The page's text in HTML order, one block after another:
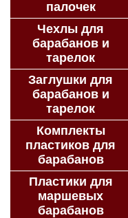
палочек
Чехлы для
барабанов и
тарелок
Заглушки для
барабанов и
тарелок
Комплекты
пластиков для
барабанов
Пластики для
маршевых
барабанов